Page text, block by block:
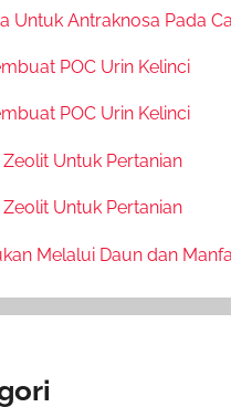
Untuk Antraknosa Pada
POC Urin Kelinci
POC Urin Kelinci
Untuk Pertanian
Untuk Pertanian
Melalui Daun dan